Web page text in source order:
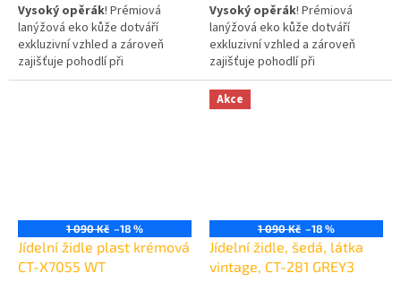
Vysoký opěrák! Prémiová
lanýžová eko kůže dotváří
exkluzivní vzhled a zároveň
zajišťuje pohodlí při
každodenním posezení .Šedé
Vysoký opěrák! Prémiová
lanýžová eko kůže dotváří
exkluzivní vzhled a zároveň
zajišťuje pohodlí při
každodenním posezení .Šedé
kovové nohy dodávají židli
elegantní vzhled a zajišťují
1 090 Kč –18 %
Jídelní židle plast krémová
CT-X7055 WT
Akce
1 090 Kč –18 %
Jídelní židle, šedá, látka
vintage, CT-281 GREY3